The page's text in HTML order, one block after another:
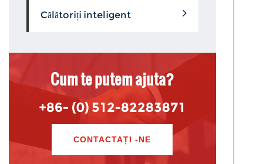
Călătoriți inteligent
Cum te putem ajuta?
+86- (0) 512-82283871
CONTACTAȚI -NE